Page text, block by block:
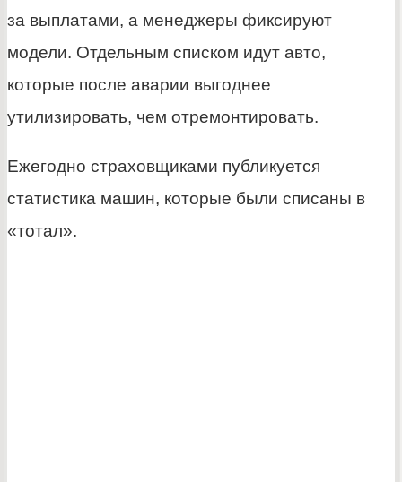
за выплатами, а менеджеры фиксируют
модели. Отдельным списком идут авто,
которые после аварии выгоднее
утилизировать, чем отремонтировать.
Ежегодно страховщиками публикуется
статистика машин, которые были списаны в
«тотал».